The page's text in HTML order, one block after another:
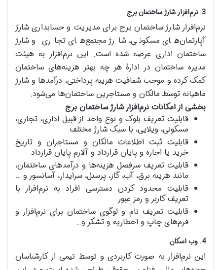
3. نرم‌افزار شارژ ساختمان برج
نرم‌افزار شارژ ساختمان برج برای مدیریت و حسابداری شارژ
آپارتمان‌های مسکونی، شارژ مجتمع‌های تجاری و شارژ
ساختمان اداری عرضه شده است. این نرم‌افزار به هیئت
مدیره ساختمان در ادارۀ هر چه بهتر هزینه‌های ساختمان
کمک کرده و موجب شفافیت هزینه پرداختی، درآمدها و شارژ
ماهیانه توسط مالکان و مستاجرین ساختمان‌ها می‌شود.
بخشی از امکانات نرم‌افزار شارژ ساختمان برج
قابلیت تعریف بلوک و نوع واحد از قبیل اداری، تجاری،
مسکونی، ویلایی، با سبک شارژ مختلف
قابلیت ثبت اطلاعات مالکان و مستاجران و تاریخ
خرید یا اجاره و پایان قرارداد و آلارم پایان قرارداد
قابلیت تعریف سرفصل هزینه‌ها و درآمدهای ساختمان،
مانند هزینه برق، آب، گاز، پرسنل، سرایدار، آسانسور و …
قابلیت محدود کردن دسترسی افراد به نرم‌افزار با
تعریف کاربر و رمز عبور
قابلیت تعریف نام و لوگوی ساختمان برای نرم‌افزار و
فرم‌های چاپ و اخطاریه و تشکر و..
4. وب اسکان
این نرم‌افزار به صورت کاربردی و توسط تیمی از کارشناسان